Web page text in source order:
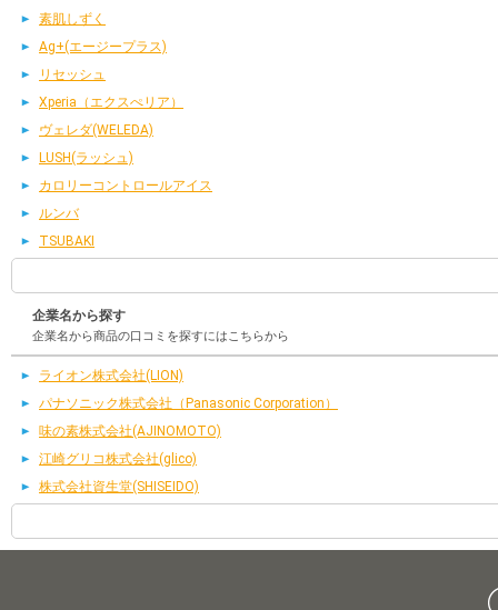
素肌しずく
Ag+(エージープラス)
リセッシュ
Xperia（エクスぺリア）
ヴェレダ(WELEDA)
LUSH(ラッシュ)
カロリーコントロールアイス
ルンバ
TSUBAKI
企業名から探す
企業名から商品の口コミを探すにはこちらから
ライオン株式会社(LION)
パナソニック株式会社（Panasonic Corporation）
味の素株式会社(AJINOMOTO)
江崎グリコ株式会社(glico)
株式会社資生堂(SHISEIDO)